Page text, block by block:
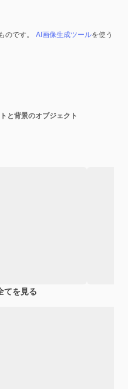
です。 AI画像生成ツールを使う
と背景のオブジェクト
てを見る